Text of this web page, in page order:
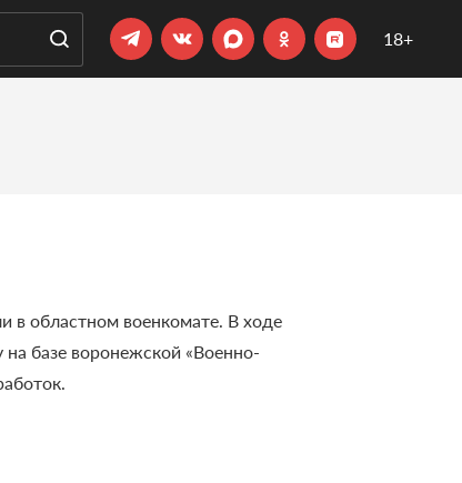
18+
в областном военкомате. В ходе
базе воронежской «Военно-